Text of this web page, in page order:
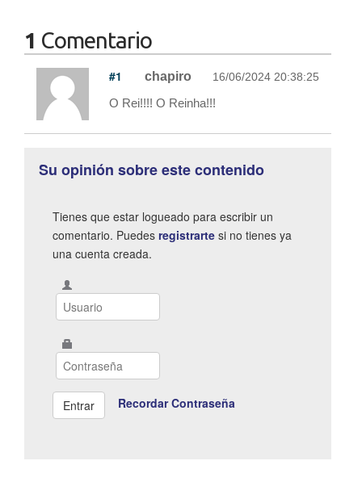
1 Comentario
#1 chapiro 16/06/2024 20:38:25
O Rei!!!! O Reinha!!!
Su opinión sobre este contenido
Tienes que estar logueado para escribir un
comentario. Puedes registrarte si no tienes ya
una cuenta creada.
Recordar Contraseña